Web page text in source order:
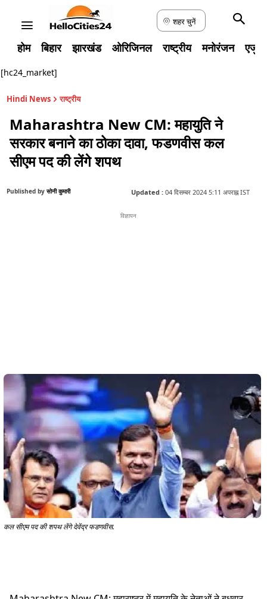
शहर चुनें
होम बिहार झारखंड ओरिजिनल राष्ट्रीय मनोरंजन
[hc24_market]
Hindi News राष्ट्रीय
Maharashtra New CM: महायुति ने
सरकार बनाने का ठोका दावा, फडणवीस कल
सीएम पद की लेंगे शपथ
Published by सोनी कुमारी Updated : 04 दिसम्बर 2024 5:11 अपराह्न IST
विज्ञापन
कल सीएम पद की शपथ लेंगे देवेंद्र फडणवीस.